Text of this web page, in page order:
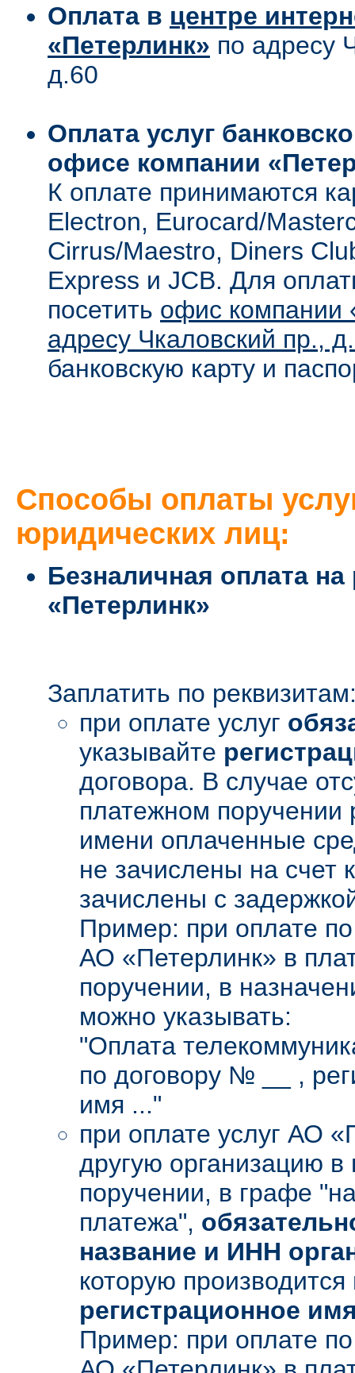
Оплата в центре
«Петерлинк» по адресу
д.60
Оплата услуг
офисе компании
К оплате принимаются
Electron, Eurocard/
Cirrus/Maestro, Diners
Express и JCB. Для
посетить офис компании
адресу Чкаловский пр.,
банковскую карту и
Способы оплаты
юридических лиц:
Безналичная оплата
«Петерлинк»
Заплатить по
при оплате услуг
указывайте
договора. В случае
платежном поручении
имени оплаченные
не зачислены на счет
зачислены с
Пример: при оплате по
АО «Петерлинк» в
поручении, в
можно указывать:
"Оплата
по договору № __ ,
имя ..."
при оплате услуг АО
другую организацию
поручении, в графе
платежа",
название и ИНН
которую
регистрационное
Пример: при оплате по